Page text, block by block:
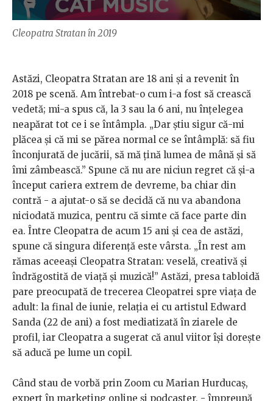
Cleopatra Stratan în 2019
Astăzi, Cleopatra Stratan are 18 ani și a revenit în
2018 pe scenă. Am întrebat-o cum i-a fost să crească
vedetă; mi-a spus că, la 3 sau la 6 ani, nu înțelegea
neapărat tot ce i se întâmpla. „Dar știu sigur că-mi
plăcea și că mi se părea normal ce se întâmplă: să fiu
înconjurată de jucării, să mă țină lumea de mână și să
îmi zâmbească.” Spune că nu are niciun regret că și-a
început cariera extrem de devreme, ba chiar din
contră - a ajutat-o să se decidă că nu va abandona
niciodată muzica, pentru că simte că face parte din
ea. Între Cleopatra de acum 15 ani și cea de astăzi,
spune că singura diferență este vârsta. „În rest am
rămas aceeași Cleopatra Stratan: veselă, creativă și
îndrăgostită de viață și muzică!” Astăzi, presa tabloidă
pare preocupată de trecerea Cleopatrei spre viața de
adult: la final de iunie, relația ei cu artistul Edward
Sanda (22 de ani) a fost mediatizată în ziarele de
profil, iar Cleopatra a sugerat că anul viitor își dorește
să aducă pe lume un copil.
Când stau de vorbă prin Zoom cu Marian Hurducaș,
expert în marketing online și podcaster, - împreună